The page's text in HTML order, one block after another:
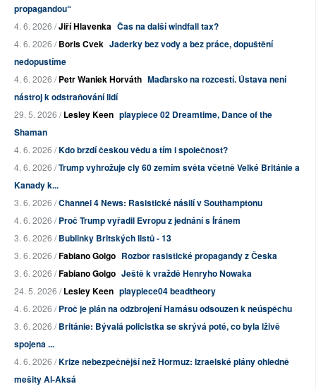
propagandou“
4. 6. 2026 /Jiří Hlavenka Čas na další windfall tax?
4. 6. 2026 /Boris Cvek Jaderky bez vody a bez práce, dopuštění
nedopustíme
4. 6. 2026 /Petr Waniek Horváth Maďarsko na rozcestí. Ústava není
nástroj k odstraňování lidí
29. 5. 2026 /Lesley Keen playpiece 02 Dreamtime, Dance of the
Shaman
4. 6. 2026 /Kdo brzdí českou vědu a tím i společnost?
4. 6. 2026 /Trump vyhrožuje cly 60 zemím světa včetně Velké Británie a
Kanady k...
3. 6. 2026 /Channel 4 News: Rasistické násilí v Southamptonu
4. 6. 2026 /Proč Trump vyřadil Evropu z jednání s Íránem
3. 6. 2026 /Bublinky Britských listů - 13
3. 6. 2026 /Fabiano Golgo Rozbor rasistické propagandy z Česka
3. 6. 2026 /Fabiano Golgo Ještě k vraždě Henryho Nowaka
24. 5. 2026 /Lesley Keen playpiece04 beadtheory
4. 6. 2026 /Proč je plán na odzbrojení Hamásu odsouzen k neúspěchu
3. 6. 2026 /Británie: Bývalá policistka se skrývá poté, co byla lživě
spojena ...
4. 6. 2026 /Krize nebezpečnější než Hormuz: Izraelské plány ohledně
mešity Al-Aksá